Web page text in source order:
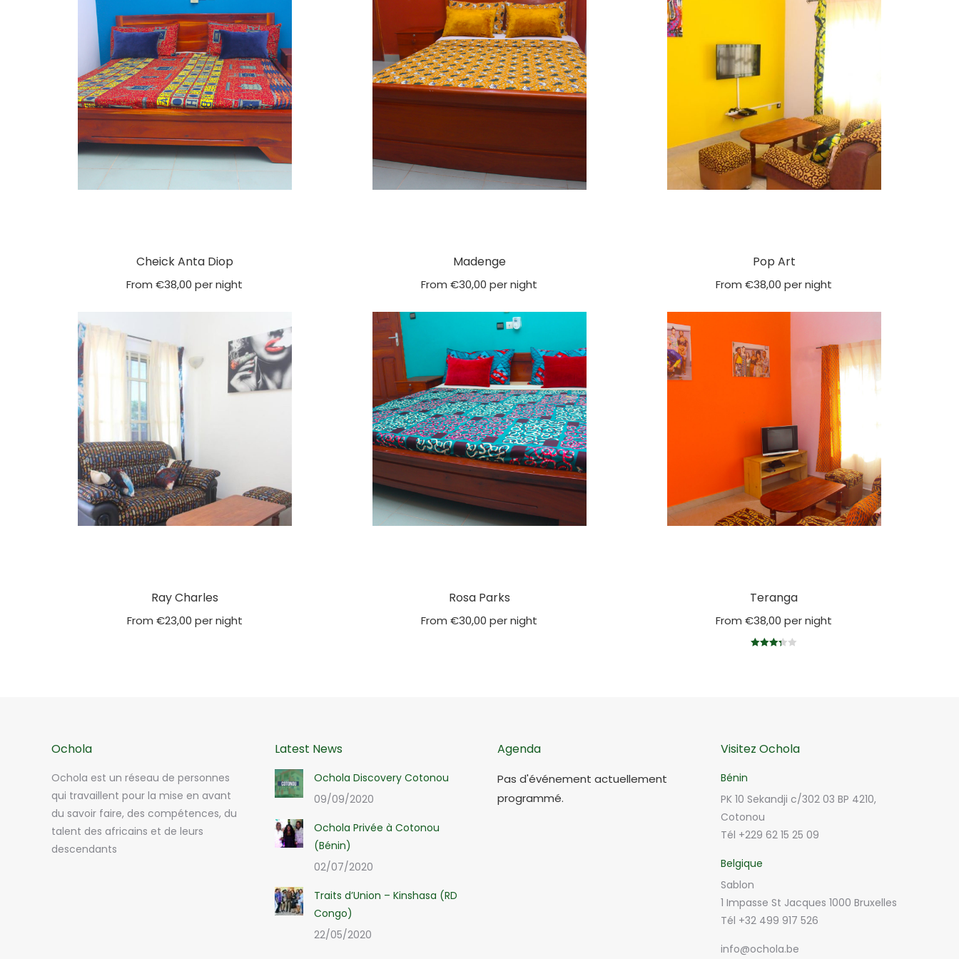
Cheick Anta Diop
From €38,00 per night
Madenge
From €30,00 per night
Pop Art
From €38,00 per night
Ray Charles
From €23,00 per night
Rosa Parks
From €30,00 per night
Teranga
From €38,00 per night
Ochola
Ochola est un réseau de personnes
qui travaillent pour la mise en avant
du savoir faire, des compétences, du
talent des africains et de leurs
descendants
Latest News
Ochola Discovery Cotonou
09/09/2020
Ochola Privée à Cotonou
(Bénin)
02/07/2020
Traits d’Union – Kinshasa (RD
Congo)
22/05/2020
Agenda
Pas d'événement actuellement
programmé.
Visitez Ochola
Bénin
PK 10 Sekandji c/302 03 BP 4210,
Cotonou
Tél +229 62 15 25 09
Belgique
Sablon
1 Impasse St Jacques 1000 Bruxelles
Tél +32 499 917 526
info@ochola.be